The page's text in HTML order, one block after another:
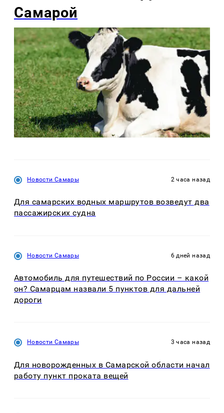
Самарой
Новости Самары 2 часа назад
Для самарских водных маршрутов возведут два
пассажирских судна
Новости Самары 6 дней назад
Автомобиль для путешествий по России – какой
он? Самарцам назвали 5 пунктов для дальней
дороги
Новости Самары 3 часа назад
Для новорожденных в Самарской области начал
работу пункт проката вещей